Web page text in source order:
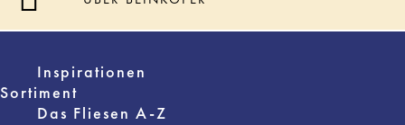
Inspirationen
Sortiment
Das Fliesen A-Z